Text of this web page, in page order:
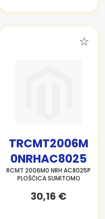
TRCMT2006M
0NRHAC8025
RCMT 2006M0 NRH AC8025P
PLOŠČICA SUMITOMO
30,16 €